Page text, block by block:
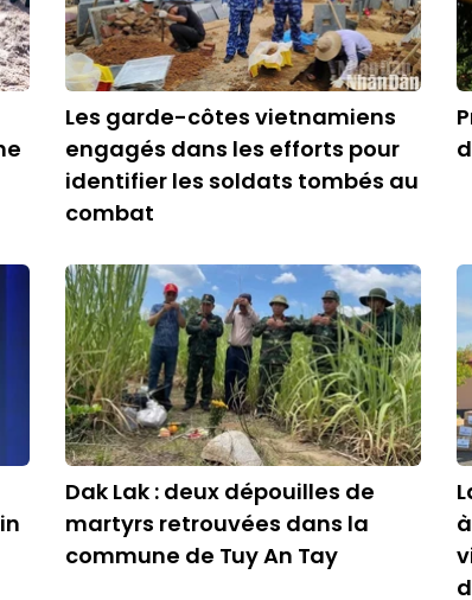
Les garde-côtes vietnamiens
engagés dans les efforts pour
identifier les soldats tombés au
combat
Dak Lak : deux dépouilles de
martyrs retrouvées dans la
commune de Tuy An Tay